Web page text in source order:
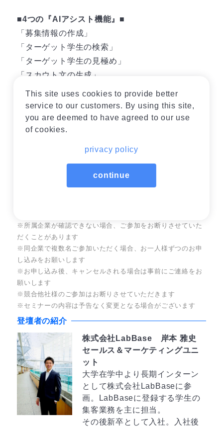
■4つの『AIアシスト機能』■
「募集情報の作成」
「ターゲット学生の検索」
「ターゲット学生の見極め」
「スカウト文の生成」
▼こんな方におすすめ
・採用業務にかかる工数を減らしたい方
・優秀な人材と効率的にマッチングしたい方
12月4日(水)12:00 – 12:45
※所属企業が確認できない場合、ご参加をお断りさせていた
だくことがあります
※同企業で複数名ご参加いただく場合、お一人様ずつのお申
し込みをお願いします
※お申し込み後、キャンセルされる場合は事前にご連絡をお
願いします
※競合他社様のご参加はお断りさせていただきます
※セミナーの内容は予告なく変更となる場合がございます
登壇者の紹介
株式会社LabBase 岸本 雅史
セールス＆マーケティングユニ
ット
大学在学中より長期インターン
として株式会社LabBaseに参
画。LabBaseに登録する学生の
集客業務を主に担当。
その後新卒として入社。入社後
This site uses cookies to provide better
service to our customers. By using this site,
you are deemed to have agreed to our use
of cookies.
privacy policy
continue